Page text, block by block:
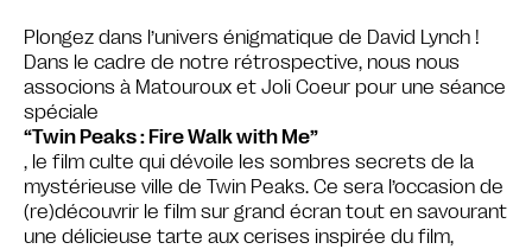
Plongez dans l’univers énigmatique de David Lynch !
Dans le cadre de notre rétrospective, nous nous
associons à Matouroux et Joli Coeur pour une séance
spéciale
“Twin Peaks : Fire Walk with Me”
, le film culte qui dévoile les sombres secrets de la
mystérieuse ville de Twin Peaks. Ce sera l’occasion de
(re)découvrir le film sur grand écran tout en savourant
une délicieuse tarte aux cerises inspirée du film,